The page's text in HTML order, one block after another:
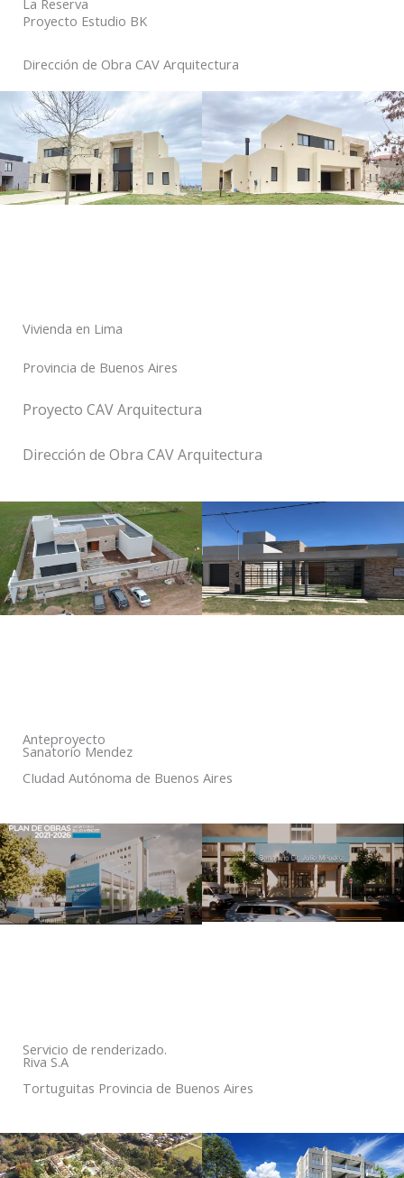
La Reserva
Proyecto Estudio BK
Dirección de Obra CAV Arquitectura
Vivienda en Lima
Provincia de Buenos Aires
Proyecto CAV Arquitectura
Dirección de Obra CAV Arquitectura
Anteproyecto
Sanatorio Mendez
CIudad Autónoma de Buenos Aires
Servicio de renderizado.
Riva S.A
Tortuguitas Provincia de Buenos Aires